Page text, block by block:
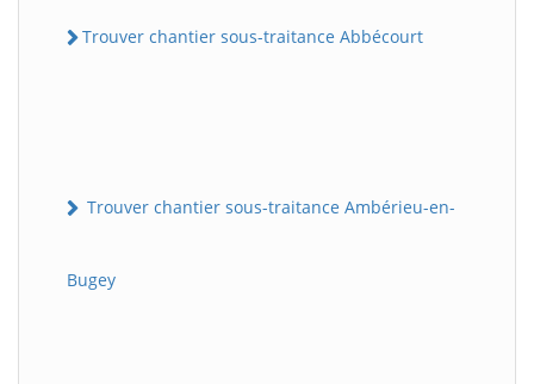
Trouver chantier sous-traitance Abbécourt
Trouver chantier sous-traitance Ambérieu-en-
Bugey